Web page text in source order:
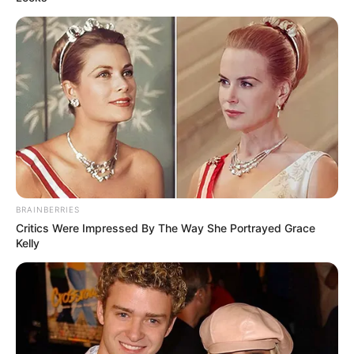
az egyedülálló kalandról és a meneküléséről.
BRAINBERRIES
Critics Were Impressed By The Way She Portrayed Grace
Kelly